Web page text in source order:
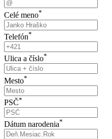
Celé meno*
Telefón*
Ulica a číslo*
Mesto*
PSČ*
Dátum narodenia*